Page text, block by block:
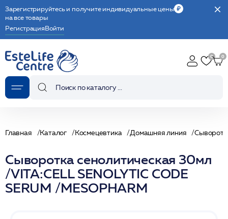
Зарегистрируйтесь и получите индивидуальные цены
на все товары
РегистрацияВойти
Главная Каталог Космецевтика Домашняя линия
Сыворотка сенолитическая 30мл
/VITA:CELL SENOLYTIC CODE
SERUM /MESOPHARM